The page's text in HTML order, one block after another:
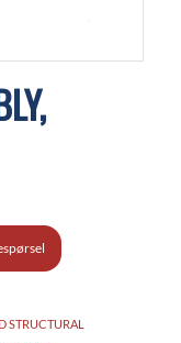
STRUCTURAL